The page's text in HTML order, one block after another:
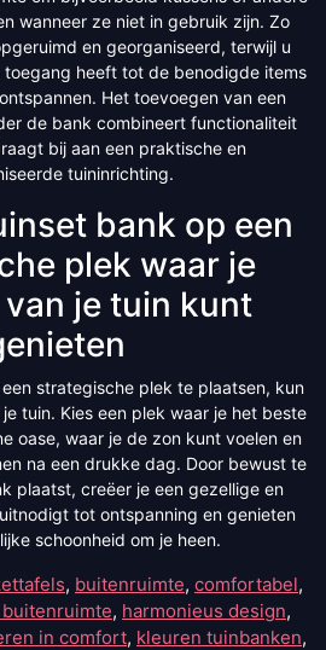
wanneer ze niet in gebruik zijn. Zo
en georganiseerd, terwijl u
heeft tot de benodigde items
Het toevoegen van een
de bank combineert functionaliteit
bij aan een praktische en
tuininrichting.
bank op een
plek waar je
je tuin kunt
strategische plek te plaatsen, kun
tuin. Kies een plek waar je het beste
oase, waar je de zon kunt voelen en
na een drukke dag. Door bewust te
plaatst, creëer je een gezellige en
tot ontspanning en genieten
schoonheid om je heen.
, buitenruimte, comfortabel,
, harmonieus design,
in comfort, kleuren tuinbanken,